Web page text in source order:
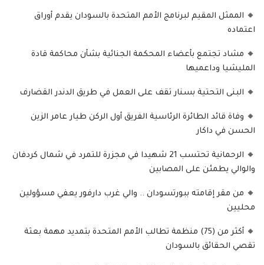
🔸 الممثل المقيم لبرنامج الأمم المتحدة بالسودان يقدم أوراق
اعتماده
🔸 مشاد تجتمع بأعضاء المحكمة الجنائية بشأن محاكمة قادة
المليشيا وداعميها
🔸 البنى التحتية بسنار تقف على العمل في طريق الدندر القضارف
🔸 وفاة قائد الطائرة الرئاسية الفريق أول الركن طيار عامر الزين
الحسن في داكار
🔸 الرحمانية تحتسب 21 شهيدا في مجزرة للتمرد في شمال كردفان
والوالي يطمئن على المصابين
🔸 من مقر إقامته ببورتسودان .. والي غرب دارفور يعفي مسؤولين
محليين
🔸 أكثر من (75) منظمة تطالب الأمم المتحدة بتمديد مهمة بعثة
تقصي الحقائق بالسودان